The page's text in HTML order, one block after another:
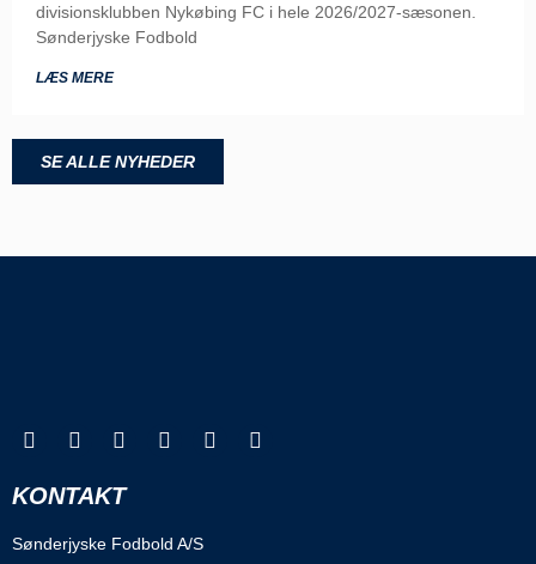
divisionsklubben Nykøbing FC i hele 2026/2027-sæsonen.
Sønderjyske Fodbold
LÆS MERE
SE ALLE NYHEDER
KONTAKT
Sønderjyske Fodbold A/S